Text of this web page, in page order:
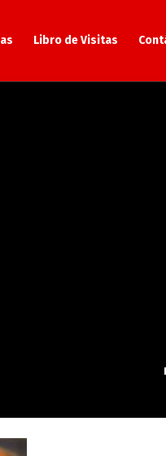
Libro de Visitas